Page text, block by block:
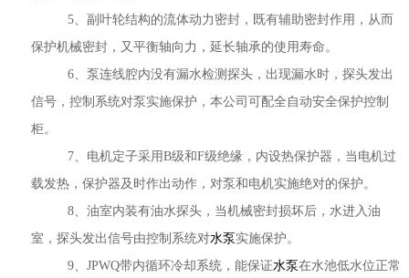
5、副叶轮结构的流体动力密封，既有辅助密封作用，从而
保护机械密封，又平衡轴向力，延长轴承的使用寿命。
6、泵连线腔内没有漏水检测探头，出现漏水时，探头发出
信号，控制系统对泵实施保护，本公司可配全自动安全保护控制
柜。
7、电机定子采用B级和F级绝缘，内设热保护器，当电机过
载发热，保护器及时作出动作，对泵和电机实施绝对的保护。
8、油室内装有油水探头，当机械密封损坏后，水进入油
室，探头发出信号由控制系统对水泵 实施保护。
9、JPWQ带内循环冷却系统，能保证水泵在水池低水位正常